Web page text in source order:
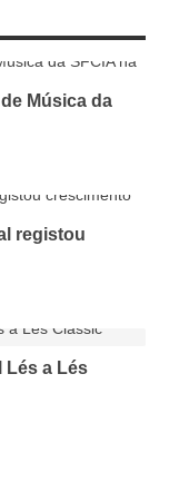
Música da
registou
Lés a Lés